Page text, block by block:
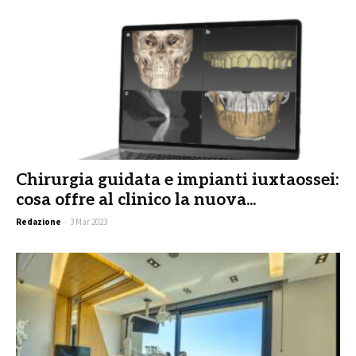
Chirurgia guidata e impianti iuxtaossei:
cosa offre al clinico la nuova...
Redazione - 3 Mar 2023